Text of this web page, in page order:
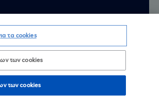
τα cookies
των cookies
των cookies